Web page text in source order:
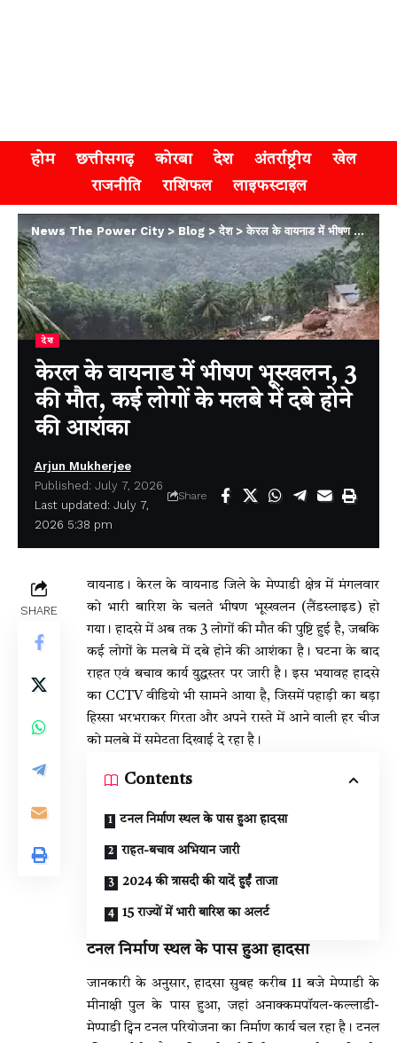
होम छत्तीसगढ़ कोरबा देश अंतर्राष्ट्रीय
खेल
राजनीति
राशिफल लाइफस्टाइल
News The Power City>Blog >देश> केरल के वायनाड में भीषण भूस्खलन, 3 की मौत, कई लोगों के मलबे में दबे होने की आशंका
देश
केरल के वायनाड में भीषण भूस्खलन, 3
की मौत, कई लोगों के मलबे में दबे होने
की आशंका
Last updated: July 7,
2026 5:38 pm
Arjun Mukherjee
Published: July 7, 2026
Share
SHARE
वायनाड। केरल के वायनाड जिले के मेप्पाडी क्षेत्र में मंगलवार
को भारी बारिश के चलते भीषण भूस्खलन (लैंडस्लाइड) हो
गया। हादसे में अब तक 3 लोगों की मौत की पुष्टि हुई है, जबकि
कई लोगों के मलबे में दबे होने की आशंका है। घटना के बाद
राहत एवं बचाव कार्य युद्धस्तर पर जारी है। इस भयावह हादसे
का CCTV वीडियो भी सामने आया है, जिसमें पहाड़ी का बड़ा
हिस्सा भरभराकर गिरता और अपने रास्ते में आने वाली हर चीज
को मलबे में समेटता दिखाई दे रहा है।
Contents
टनल निर्माण स्थल के पास हुआ हादसा
राहत-बचाव अभियान जारी
2024 की त्रासदी की यादें हुईं ताजा
15 राज्यों में भारी बारिश का अलर्ट
टनल निर्माण स्थल के पास हुआ हादसा
जानकारी के अनुसार, हादसा सुबह करीब 11 बजे मेप्पाडी के
मीनाक्षी पुल के पास हुआ, जहां अनाक्कमपॉयल-कल्लाडी-
मेप्पाडी ट्विन टनल परियोजना का निर्माण कार्य चल रहा है। टनल